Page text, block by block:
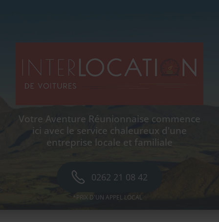
Votre Aventure Réunionnaise commence
ici avec le service chaleureux d'une
entreprise locale et familiale
0262 21 08 42